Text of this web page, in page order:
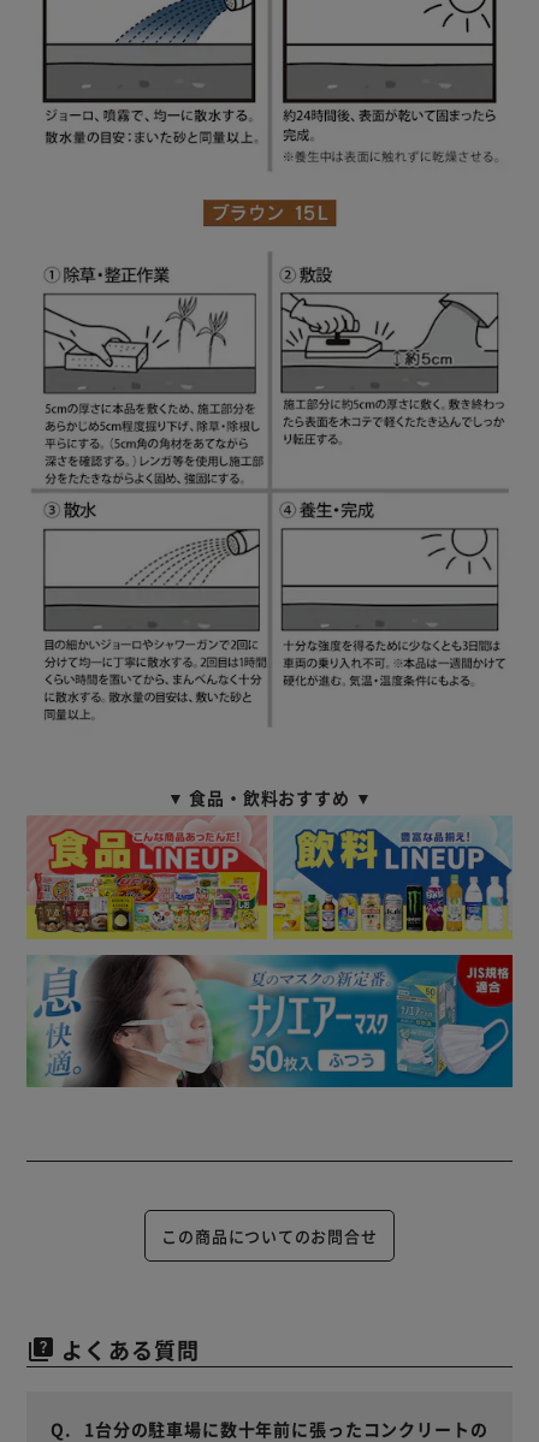
▼ 食品・飲料おすすめ ▼
この商品についてのお問合せ
quiz よくある質問
1台分の駐車場に数十年前に張ったコンクリートの